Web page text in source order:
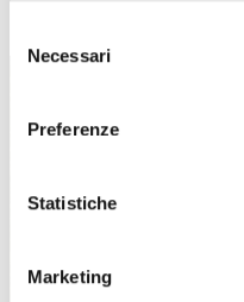
delNecessari
Preferenze
Statistiche
Marketing